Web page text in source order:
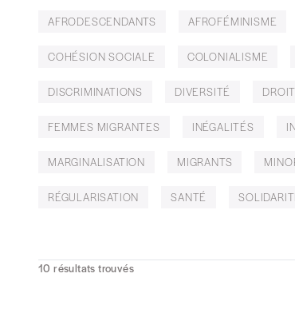
AFRODESCENDANTS AFROFÉMINISME
COHÉSION SOCIALE COLONIALISME
DISCRIMINATIONS DIVERSITÉ
FEMMES MIGRANTES INÉGALITÉS
MARGINALISATION MIGRANTS
RÉGULARISATION SANTÉ
10 résultats trouvés